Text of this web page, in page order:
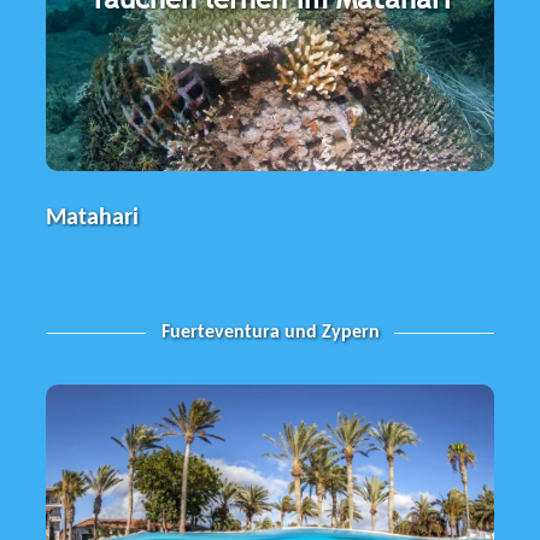
Nachbarnschaft des Pondok Sari. Die
Tauchbasen stehen unter gemeinsamer
Leitung.
Matahari
Fuerteventura und Zypern
Fuerteventura